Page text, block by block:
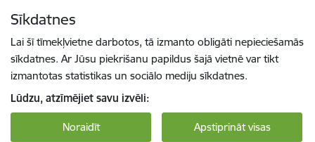
Sīkdatnes
Lai šī tīmekļvietne darbotos, tā izmanto obligāti nepieciešamās
sīkdatnes. Ar Jūsu piekrišanu papildus šajā vietnē var tikt
izmantotas statistikas un sociālo mediju sīkdatnes.
Lūdzu, atzīmējiet savu izvēli:
Noraidīt Apstiprināt visas